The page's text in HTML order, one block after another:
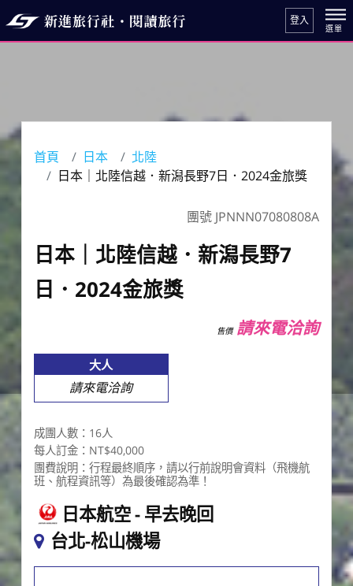
登入
首頁 日本
北陸
日本｜北陸信越．新潟長野7日．2024金旅獎
團號 JPNNN07080808A
日本｜北陸信越．新潟長野7
日．2024金旅獎
售價請來電洽詢
大人
請來電洽詢
成團人數：16人
每人訂金：NT$40,000
團費說明：行程最終順序，請以行前說明會資料（飛機航
班、航程資訊等）為最後確認為準！
日本航空 早去晚回
台北-松山機場